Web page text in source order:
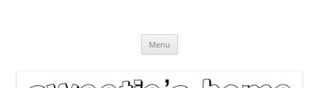
Menu